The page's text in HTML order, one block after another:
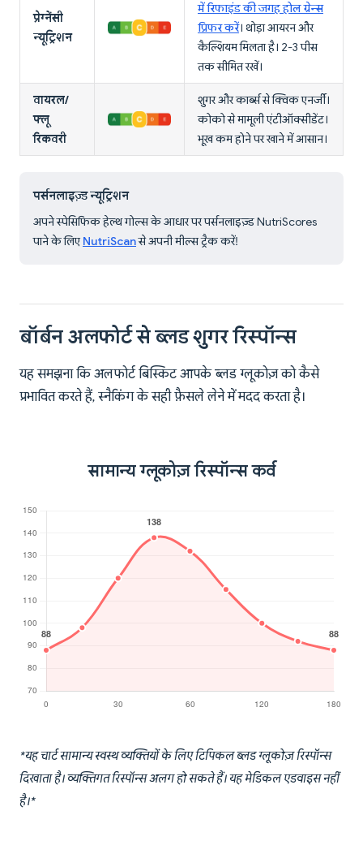
प्रेग्नेंसी
न्यूट्रिशन
में रिफाइंड की जगह होल ग्रेन्स
प्रिफर करें। थोड़ा आयरन और
कैल्शियम मिलता है। 2-3 पीस
तक सीमित रखें।
वायरल/
फ्लू
रिकवरी
शुगर और कार्ब्स से क्विक एनर्जी।
कोको से मामूली एंटीऑक्सीडेंट।
भूख कम होने पर खाने में आसान।
पर्सनलाइज़्ड न्यूट्रिशन
अपने स्पेसिफिक हेल्थ गोल्स के आधार पर पर्सनलाइज़्ड NutriScores
पाने के लिए NutriScanसे अपनी मील्स ट्रैक करें!
बॉर्बन अलफोर्ट से ब्लड शुगर रिस्पॉन्स
यह समझना कि अलफोर्ट बिस्किट आपके ब्लड ग्लूकोज़ को कैसे
प्रभावित करते हैं, स्नैकिंग के सही फ़ैसले लेने में मदद करता है।
सामान्य ग्लूकोज़ रिस्पॉन्स कर्व
*यह चार्ट सामान्य स्वस्थ व्यक्तियों के लिए टिपिकल ब्लड ग्लूकोज़ रिस्पॉन्स
दिखाता है। व्यक्तिगत रिस्पॉन्स अलग हो सकते हैं। यह मेडिकल एडवाइस नहीं
है।*